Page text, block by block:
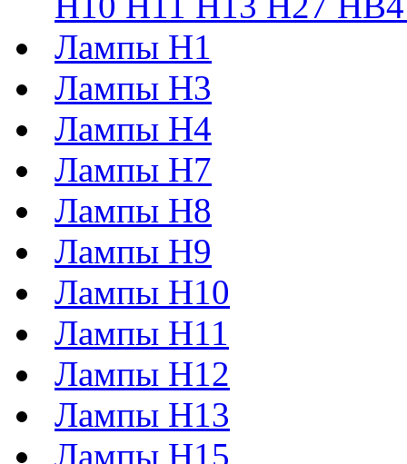
Лампы H1
Лампы H3
Лампы H4
Лампы H7
Лампы H8
Лампы H9
Лампы H10
Лампы H11
Лампы H12
Лампы H13
Лампы H15